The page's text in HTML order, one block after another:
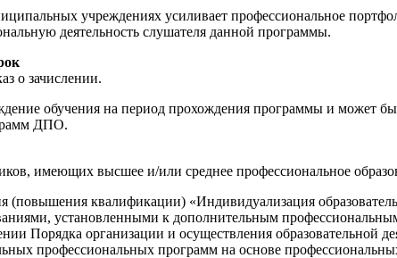
учреждениях усиливает профессиональное
деятельность слушателя данной программы.
о зачислении.
обучения на период прохождения программы и может
ДПО.
имеющих высшее и/или среднее профессиональное
(повышения квалификации) «Индивидуализация
установленными к дополнительным
Порядка организации и осуществления образовательной
профессиональных программ на основе